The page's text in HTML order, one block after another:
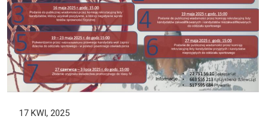
17 KWI, 2025